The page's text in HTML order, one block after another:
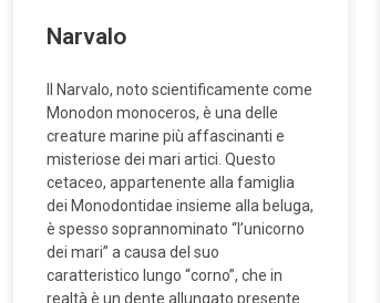
Narvalo
Il Narvalo, noto scientificamente come
Monodon monoceros, è una delle
creature marine più affascinanti e
misteriose dei mari artici. Questo
cetaceo, appartenente alla famiglia
dei Monodontidae insieme alla beluga,
è spesso soprannominato “l’unicorno
dei mari” a causa del suo
caratteristico lungo “corno”, che in
realtà è un dente allungato presente